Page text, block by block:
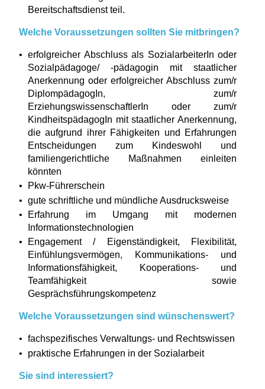
Bereitschaftsdienst teil.
Welche Voraussetzungen sollten Sie mitbringen?
erfolgreicher Abschluss als SozialarbeiterIn oder
Sozialpädagoge/ -pädagogin mit staatlicher
Anerkennung oder erfolgreicher Abschluss zum/r
DiplompädagogIn, zum/r
ErziehungswissenschaftlerIn oder zum/r
KindheitspädagogIn mit staatlicher Anerkennung,
die aufgrund ihrer Fähigkeiten und Erfahrungen
Entscheidungen zum Kindeswohl und
familiengerichtliche Maßnahmen einleiten
könnten
Pkw-Führerschein
gute schriftliche und mündliche Ausdrucksweise
Erfahrung im Umgang mit modernen
Informationstechnologien
Engagement / Eigenständigkeit, Flexibilität,
Einfühlungsvermögen, Kommunikations- und
Informationsfähigkeit, Kooperations- und
Teamfähigkeit sowie
Gesprächsführungskompetenz
Welche Voraussetzungen sind wünschenswert?
fachspezifisches Verwaltungs- und Rechtswissen
praktische Erfahrungen in der Sozialarbeit
Sie sind interessiert?